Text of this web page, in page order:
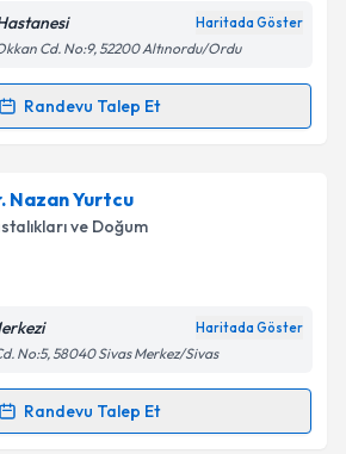
işlenmesine ilişkin
ve kişisel verilerimin belirtilen
Talebini Gönder
Haritada Göster
Cd. No:9, 52200 Altınordu/Ordu
Randevu Talep Et
Talebi
Yavuziçin randevu takvimi
Size bu uzmandan randevu almanız
e-posta ile
işlenmesine ilişkinAydınlatma
Nazan Yurtcu
ve Doğum
Haritada Göster
No:5, 58040 Sivas Merkez/Sivas
Randevu Talep Et
Talebi